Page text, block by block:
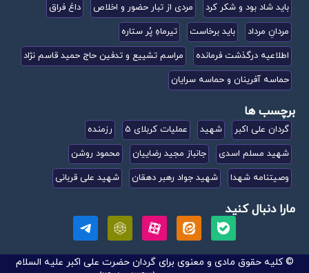
باید شاد بود و شکر کرد مردی از تبار حضور و اخلاص
داغ فراق
مردانِ مرداد
باید برخاست
تیرماهِ پُر ستاره
اطلاعیه درگذشت فرمانده
مراسم تشییع و تدفین حاج حمید قاسم نژاد
حماسه آفرینان و حماسه سرایان
برچسب ها
گردان علی اکبر شهید عملیات کربلای 5
رزمنده
شهید مسلم اسدی
جانباز مجید رضاییان
محمود روشن
وصیتنامه شهدا
شهید جواد رهبر دهقان شهید علی قربانی
مارا دنبال کنید
© کلیه حقوق مادی و معنوی برای گردان حضرت علی اکبر علیه السلام